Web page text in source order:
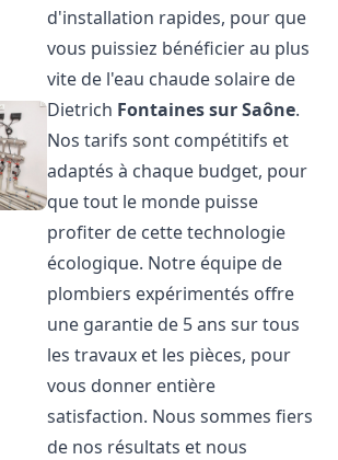
d'installation rapides, pour que
vous puissiez bénéficier au plus
vite de l'eau chaude solaire de
Dietrich Fontaines sur Saône.
Nos tarifs sont compétitifs et
adaptés à chaque budget, pour
que tout le monde puisse
profiter de cette technologie
écologique. Notre équipe de
plombiers expérimentés offre
une garantie de 5 ans sur tous
les travaux et les pièces, pour
vous donner entière
satisfaction. Nous sommes fiers
de nos résultats et nous